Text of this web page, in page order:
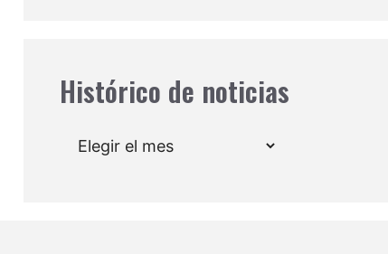
Histórico de noticias
Archivos